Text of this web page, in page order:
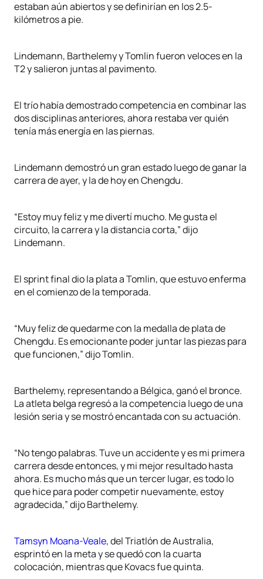
estaban aún abiertos y se definirían en los 2.5-
kilómetros a pie.
Lindemann, Barthelemy y Tomlin fueron veloces en la
T2 y salieron juntas al pavimento.
El trío había demostrado competencia en combinar las
dos disciplinas anteriores, ahora restaba ver quién
tenía más energía en las piernas.
Lindemann demostró un gran estado luego de ganar la
carrera de ayer, y la de hoy en Chengdu.
“Estoy muy feliz y me divertí mucho. Me gusta el
circuito, la carrera y la distancia corta,” dijo
Lindemann.
El sprint final dio la plata a Tomlin, que estuvo enferma
en el comienzo de la temporada.
“Muy feliz de quedarme con la medalla de plata de
Chengdu. Es emocionante poder juntar las piezas para
que funcionen,” dijo Tomlin.
Barthelemy, representando a Bélgica, ganó el bronce.
La atleta belga regresó a la competencia luego de una
lesión seria y se mostró encantada con su actuación.
“No tengo palabras. Tuve un accidente y es mi primera
carrera desde entonces, y mi mejor resultado hasta
ahora. Es mucho más que un tercer lugar, es todo lo
que hice para poder competir nuevamente, estoy
agradecida,” dijo Barthelemy.
Tamsyn Moana-Veale, del Triatlón de Australia,
esprintó en la meta y se quedó con la cuarta
colocación, mientras que Kovacs fue quinta.